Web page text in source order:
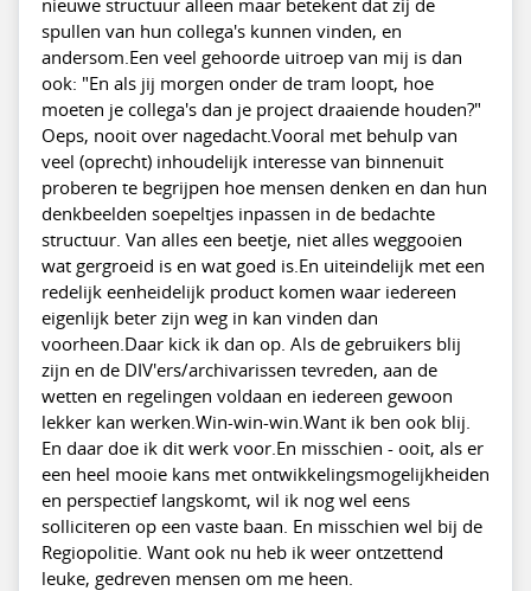
spullen van hun collega's kunnen vinden, en
andersom.Een veel gehoorde uitroep van mij is dan
ook: "En als jij morgen onder de tram loopt, hoe
moeten je collega's dan je project draaiende houden?"
Oeps, nooit over nagedacht.Vooral met behulp van
veel (oprecht) inhoudelijk interesse van binnenuit
proberen te begrijpen hoe mensen denken en dan hun
denkbeelden soepeltjes inpassen in de bedachte
structuur. Van alles een beetje, niet alles weggooien
wat gergroeid is en wat goed is.En uiteindelijk met een
redelijk eenheidelijk product komen waar iedereen
eigenlijk beter zijn weg in kan vinden dan
voorheen.Daar kick ik dan op. Als de gebruikers blij
zijn en de DIV'ers/archivarissen tevreden, aan de
wetten en regelingen voldaan en iedereen gewoon
lekker kan werken.Win-win-win.Want ik ben ook blij.
En daar doe ik dit werk voor.En misschien - ooit, als er
een heel mooie kans met ontwikkelingsmogelijkheiden
en perspectief langskomt, wil ik nog wel eens
solliciteren op een vaste baan. En misschien wel bij de
Regiopolitie. Want ook nu heb ik weer ontzettend
leuke, gedreven mensen om me heen.